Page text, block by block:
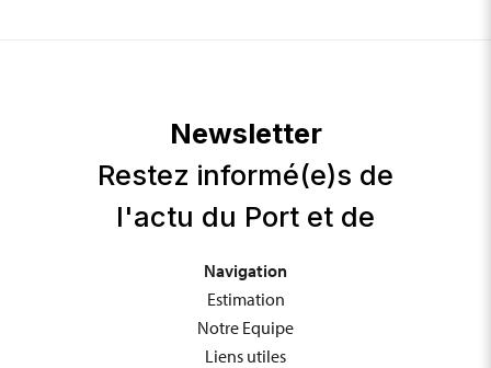
Navigation
Estimation
Notre Equipe
Liens utiles